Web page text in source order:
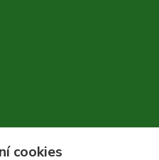
cookies